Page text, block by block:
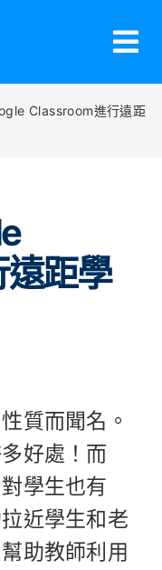
Classroom進行遠距
距學
質而聞名。
好處！而
學生也有
近學生和老
助教師利用